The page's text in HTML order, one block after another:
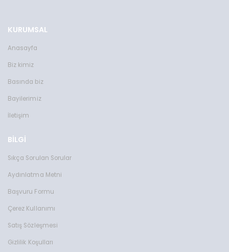
KURUMSAL
Anasayfa
Biz kimiz
Basında biz
Bayilerimiz
İletişim
BİLGİ
Sıkça Sorulan Sorular
Aydınlatma Metni
Başvuru Formu
Çerez Kullanımı
Satış Sözleşmesi
Gizlilik Koşulları